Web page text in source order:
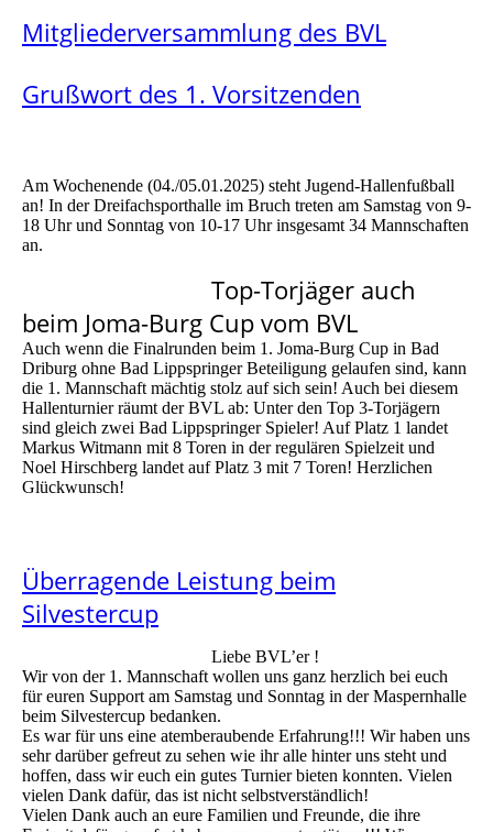
Mitgliederversammlung des BVL
Grußwort des 1. Vorsitzenden
Am Wochenende (04./05.01.2025) steht Jugend-Hallenfußball
an! In der Dreifachsporthalle im Bruch treten am Samstag von 9-
18 Uhr und Sonntag von 10-17 Uhr insgesamt 34 Mannschaften
an.
Top-Torjäger auch
beim Joma-Burg Cup vom BVL
Auch wenn die Finalrunden beim 1. Joma-Burg Cup in Bad
Driburg ohne Bad Lippspringer Beteiligung gelaufen sind, kann
die 1. Mannschaft mächtig stolz auf sich sein! Auch bei diesem
Hallenturnier räumt der BVL ab: Unter den Top 3-Torjägern
sind gleich zwei Bad Lippspringer Spieler! Auf Platz 1 landet
Markus Witmann mit 8 Toren in der regulären Spielzeit und
Noel Hirschberg landet auf Platz 3 mit 7 Toren! Herzlichen
Glückwunsch!
Überragende Leistung beim
Silvestercup
Liebe BVL’er !
Wir von der 1. Mannschaft wollen uns ganz herzlich bei euch
für euren Support am Samstag und Sonntag in der Maspernhalle
beim Silvestercup bedanken.
Es war für uns eine atemberaubende Erfahrung!!! Wir haben uns
sehr darüber gefreut zu sehen wie ihr alle hinter uns steht und
hoffen, dass wir euch ein gutes Turnier bieten konnten. Vielen
vielen Dank dafür, das ist nicht selbstverständlich!
Vielen Dank auch an eure Familien und Freunde, die ihre